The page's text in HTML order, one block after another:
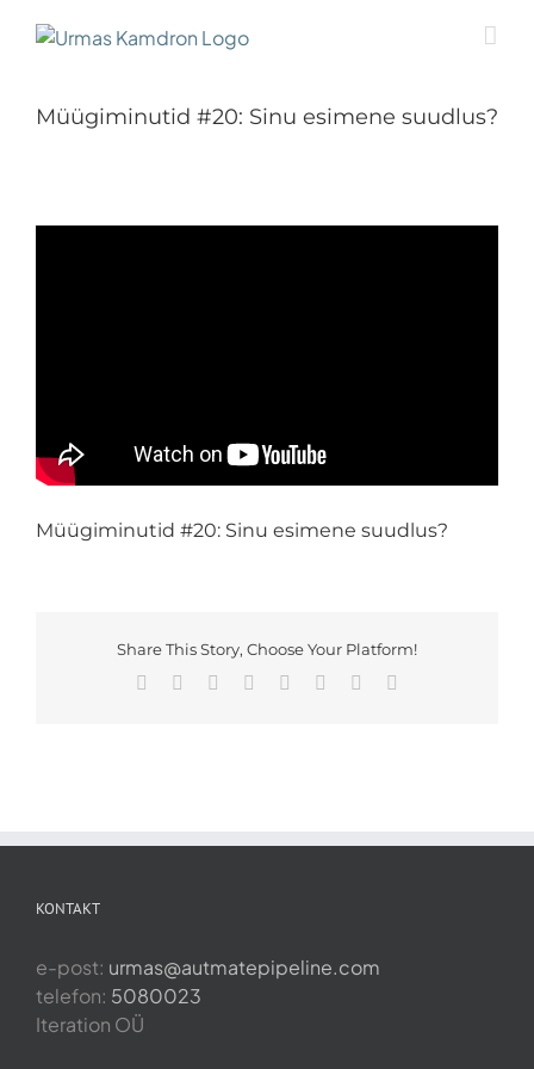
Müügiminutid #20: Sinu esimene suudlus?
Müügiminutid #20: Sinu esimene suudlus?
Share This Story, Choose Your Platform!
Facebook Reddit LinkedIn
TumblrPinterest
KONTAKT
e-post: urmas@autmatepipeline.com
telefon: 5080023
Iteration OÜ